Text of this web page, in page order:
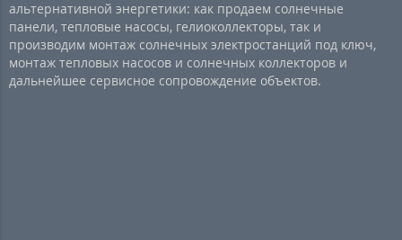
альтернативной энергетики: как продаем солнечные
панели, тепловые насосы, гелиоколлекторы, так и
производим монтаж солнечных электростанций под ключ,
монтаж тепловых насосов и солнечных коллекторов и
дальнейшее сервисное сопровождение объектов.